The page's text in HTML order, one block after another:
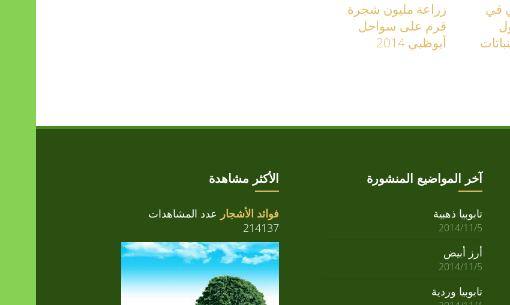
في
زراعة مليون شجرة
قرم على سواحل
أبوظبي 2014
آخر المواضيع المنشورة
تابوبيا ذهبية
2014/11/5
أرز أبيض
2014/11/5
تابوبيا وردية
الأكثر مشاهدة
فوائد الأشجار عدد المشاهدات
214137